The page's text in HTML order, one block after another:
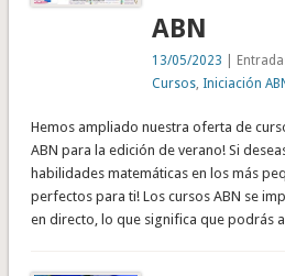
ABN
13/05/2023 |
Cursos Iniciación
Hemos ampliado nuestra oferta de
ABN para la edición de verano! Si
habilidades matemáticas en los más
perfectos para ti! Los cursos ABN se
en directo, lo que significa que podrás